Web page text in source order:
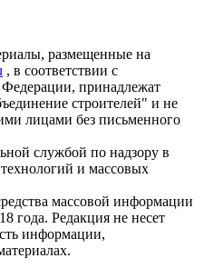
размещенные на
, в соответствии с
Федерации, принадлежат
строителей" и не
лицами без письменного
службой по надзору в
и массовых
массовой информации
года. Редакция не несет
информации,